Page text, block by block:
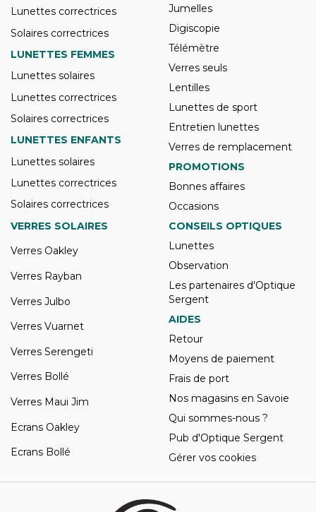
Lunettes correctrices
Solaires correctrices
LUNETTES FEMMES
Lunettes solaires
Lunettes correctrices
Solaires correctrices
LUNETTES ENFANTS
Lunettes solaires
Lunettes correctrices
Solaires correctrices
Jumelles
Digiscopie
Télémètre
Verres seuls
Lentilles
Lunettes de sport
Entretien lunettes
Verres de remplacement
PROMOTIONS
Bonnes affaires
Occasions
VERRES SOLAIRES
Verres Oakley
Verres Rayban
Verres Julbo
Verres Vuarnet
Verres Serengeti
Verres Bollé
Verres Maui Jim
Ecrans Oakley
Ecrans Bollé
CONSEILS OPTIQUES
Lunettes
Observation
Les partenaires d'Optique
Sergent
AIDES
Retour
Moyens de paiement
Frais de port
Nos magasins en Savoie
Qui sommes-nous ?
Pub d'Optique Sergent
Gérer vos cookies